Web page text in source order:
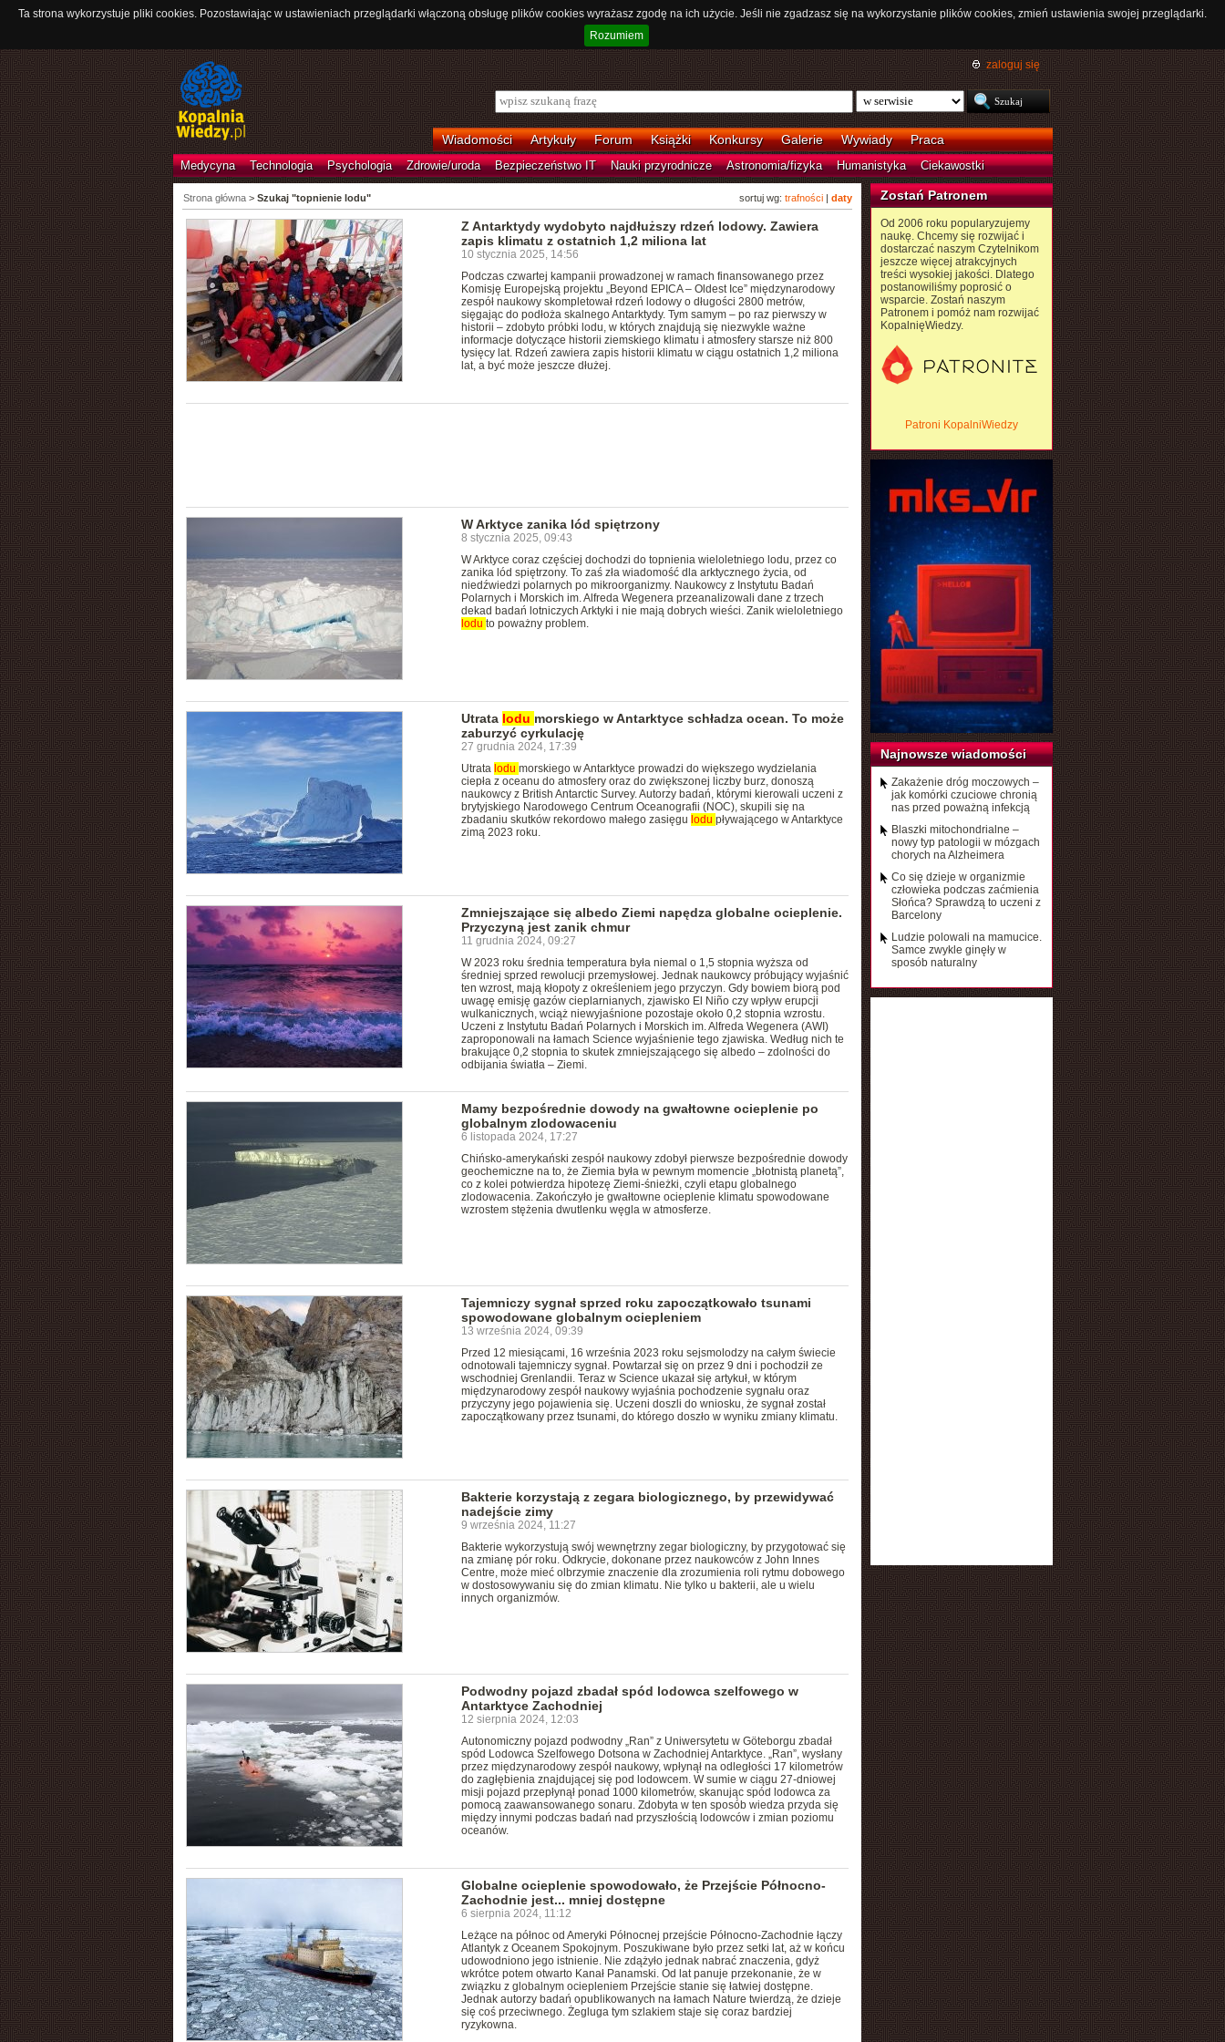
Ta strona wykorzystuje pliki cookies. Pozostawiając w ustawieniach przeglądarki włączoną obsługę plików cookies wyrażasz zgodę na ich użycie. Jeśli nie zgadzasz się na wykorzystanie plików cookies, zmień ustawienia swojej przeglądarki.
Rozumiem
zaloguj się
Wiadomości Artykuły Forum Książki Konkursy Galerie Wywiady Praca
Medycyna Technologia Psychologia Zdrowie/uroda Bezpieczeństwo IT Nauki przyrodnicze Astronomia/fizyka Humanistyka Ciekawostki
sortuj wg: trafności| daty
Strona główna> Szukaj "topnienie lodu"
Z Antarktydy wydobyto najdłuższy rdzeń lodowy. Zawiera
zapis klimatu z ostatnich 1,2 miliona lat
10 stycznia 2025, 14:56
Podczas czwartej kampanii prowadzonej w ramach finansowanego przez
Komisję Europejską projektu „Beyond EPICA – Oldest Ice” międzynarodowy
zespół naukowy skompletował rdzeń lodowy o długości 2800 metrów,
sięgając do podłoża skalnego Antarktydy. Tym samym – po raz pierwszy w
historii – zdobyto próbki lodu, w których znajdują się niezwykle ważne
informacje dotyczące historii ziemskiego klimatu i atmosfery starsze niż 800
tysięcy lat. Rdzeń zawiera zapis historii klimatu w ciągu ostatnich 1,2 miliona
lat, a być może jeszcze dłużej.
W Arktyce zanika lód spiętrzony
8 stycznia 2025, 09:43
W Arktyce coraz częściej dochodzi do topnienia wieloletniego lodu, przez co
zanika lód spiętrzony. To zaś zła wiadomość dla arktycznego życia, od
niedźwiedzi polarnych po mikroorganizmy. Naukowcy z Instytutu Badań
Polarnych i Morskich im. Alfreda Wegenera przeanalizowali dane z trzech
dekad badań lotniczych Arktyki i nie mają dobrych wieści. Zanik wieloletniego
lodu to poważny problem.
Utrata lodu morskiego w Antarktyce schładza ocean. To może
zaburzyć cyrkulację
27 grudnia 2024, 17:39
Utrata lodu morskiego w Antarktyce prowadzi do większego wydzielania
ciepła z oceanu do atmosfery oraz do zwiększonej liczby burz, donoszą
naukowcy z British Antarctic Survey. Autorzy badań, którymi kierowali uczeni z
brytyjskiego Narodowego Centrum Oceanografii (NOC), skupili się na
zbadaniu skutków rekordowo małego zasięgu lodu pływającego w Antarktyce
zimą 2023 roku.
Zmniejszające się albedo Ziemi napędza globalne ocieplenie.
Przyczyną jest zanik chmur
11 grudnia 2024, 09:27
W 2023 roku średnia temperatura była niemal o 1,5 stopnia wyższa od
średniej sprzed rewolucji przemysłowej. Jednak naukowcy próbujący wyjaśnić
ten wzrost, mają kłopoty z określeniem jego przyczyn. Gdy bowiem biorą pod
uwagę emisję gazów cieplarnianych, zjawisko El Niño czy wpływ erupcji
wulkanicznych, wciąż niewyjaśnione pozostaje około 0,2 stopnia wzrostu.
Uczeni z Instytutu Badań Polarnych i Morskich im. Alfreda Wegenera (AWI)
zaproponowali na łamach Science wyjaśnienie tego zjawiska. Według nich te
brakujące 0,2 stopnia to skutek zmniejszającego się albedo – zdolności do
odbijania światła – Ziemi.
Mamy bezpośrednie dowody na gwałtowne ocieplenie po
globalnym zlodowaceniu
6 listopada 2024, 17:27
Chińsko-amerykański zespół naukowy zdobył pierwsze bezpośrednie dowody
geochemiczne na to, że Ziemia była w pewnym momencie „błotnistą planetą”,
co z kolei potwierdza hipotezę Ziemi-śnieżki, czyli etapu globalnego
zlodowacenia. Zakończyło je gwałtowne ocieplenie klimatu spowodowane
wzrostem stężenia dwutlenku węgla w atmosferze.
Tajemniczy sygnał sprzed roku zapoczątkowało tsunami
spowodowane globalnym ociepleniem
13 września 2024, 09:39
Przed 12 miesiącami, 16 września 2023 roku sejsmolodzy na całym świecie
odnotowali tajemniczy sygnał. Powtarzał się on przez 9 dni i pochodził ze
wschodniej Grenlandii. Teraz w Science ukazał się artykuł, w którym
międzynarodowy zespół naukowy wyjaśnia pochodzenie sygnału oraz
przyczyny jego pojawienia się. Uczeni doszli do wniosku, że sygnał został
zapoczątkowany przez tsunami, do którego doszło w wyniku zmiany klimatu.
Bakterie korzystają z zegara biologicznego, by przewidywać
nadejście zimy
9 września 2024, 11:27
Bakterie wykorzystują swój wewnętrzny zegar biologiczny, by przygotować się
na zmianę pór roku. Odkrycie, dokonane przez naukowców z John Innes
Centre, może mieć olbrzymie znaczenie dla zrozumienia roli rytmu dobowego
w dostosowywaniu się do zmian klimatu. Nie tylko u bakterii, ale u wielu
innych organizmów.
Podwodny pojazd zbadał spód lodowca szelfowego w
Antarktyce Zachodniej
12 sierpnia 2024, 12:03
Autonomiczny pojazd podwodny „Ran” z Uniwersytetu w Göteborgu zbadał
spód Lodowca Szelfowego Dotsona w Zachodniej Antarktyce. „Ran”, wysłany
przez międzynarodowy zespół naukowy, wpłynął na odległości 17 kilometrów
do zagłębienia znajdującej się pod lodowcem. W sumie w ciągu 27-dniowej
misji pojazd przepłynął ponad 1000 kilometrów, skanując spód lodowca za
pomocą zaawansowanego sonaru. Zdobyta w ten sposób wiedza przyda się
między innymi podczas badań nad przyszłością lodowców i zmian poziomu
oceanów.
Globalne ocieplenie spowodowało, że Przejście Północno-
Zachodnie jest... mniej dostępne
6 sierpnia 2024, 11:12
Leżące na północ od Ameryki Północnej przejście Północno-Zachodnie łączy
Atlantyk z Oceanem Spokojnym. Poszukiwane było przez setki lat, aż w końcu
udowodniono jego istnienie. Nie zdążyło jednak nabrać znaczenia, gdyż
wkrótce potem otwarto Kanał Panamski. Od lat panuje przekonanie, że w
związku z globalnym ociepleniem Przejście stanie się łatwiej dostępne.
Jednak autorzy badań opublikowanych na łamach Nature twierdzą, że dzieje
się coś przeciwnego. Żegluga tym szlakiem staje się coraz bardziej
ryzykowna.
Zostań Patronem
Od 2006 roku popularyzujemy
naukę. Chcemy się rozwijać i
dostarczać naszym Czytelnikom
jeszcze więcej atrakcyjnych
treści wysokiej jakości. Dlatego
postanowiliśmy poprosić o
wsparcie. Zostań naszym
Patronem i pomóż nam rozwijać
KopalnięWiedzy.
Patroni KopalniWiedzy
Najnowsze wiadomości
Zakażenie dróg moczowych –
jak komórki czuciowe chronią
nas przed poważną infekcją
Blaszki mitochondrialne –
nowy typ patologii w mózgach
chorych na Alzheimera
Co się dzieje w organizmie
człowieka podczas zaćmienia
Słońca? Sprawdzą to uczeni z
Barcelony
Ludzie polowali na mamucice.
Samce zwykle ginęły w
sposób naturalny